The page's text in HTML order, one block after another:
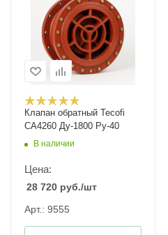
Клапан обратный Tecofi
CA4260 Ду-1800 Ру-40
В наличии
Цена:
28 720 руб./шт
Арт.: 9555